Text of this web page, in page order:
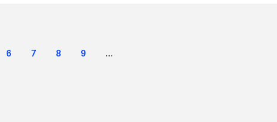
Pagination
Page
6 Page
7 Page
8 Page
9 …